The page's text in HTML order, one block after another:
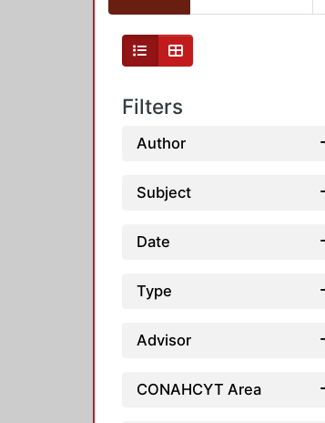
Filters
Author
Subject
Date
Type
Advisor
CONAHCYT Area